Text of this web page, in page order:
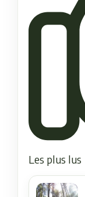
Les plus lus